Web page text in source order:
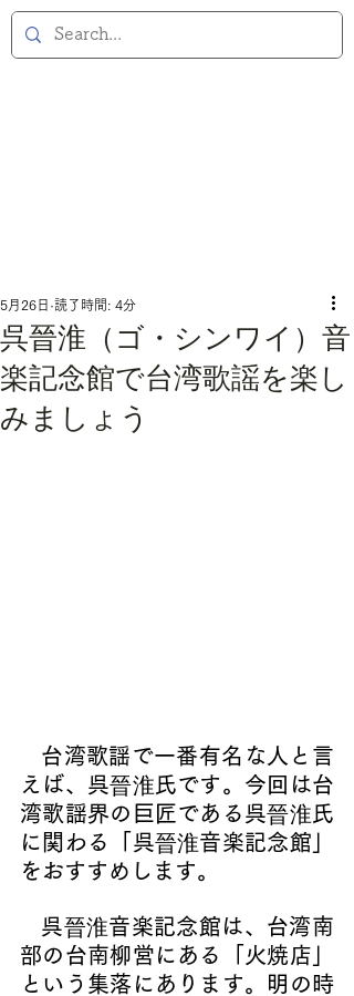
呉晉淮（ゴ・シンワイ）音
楽記念館で台湾歌謡を楽し
みましょう
5月26日 読了時間: 4分
えば、呉晉淮 氏です。今回は台
湾歌謡界の巨匠である呉晉淮 氏
に関わる「呉晉淮音楽記念館」
をおすすめします。
   呉
晉淮音楽記念館は、台湾南
部の台南柳営にある「火焼店」
という集落にあります。明の時